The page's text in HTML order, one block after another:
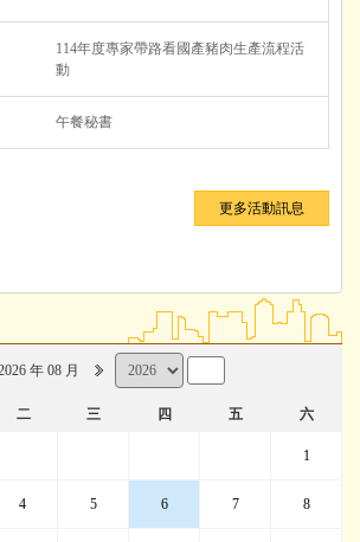
114年度專家帶路看國產豬肉生產流程活
動
午餐秘書
更多活動訊息
年 08 月
二 三 四 五 六
1
4 5 6 7 8